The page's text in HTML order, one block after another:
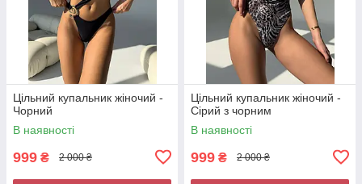
Цільний купальник жіночий -
Чорний
В наявності
999 ₴ 2 000 ₴
Цільний купальник жіночий -
Сірий з чорним
В наявності
999 ₴ 2 000 ₴